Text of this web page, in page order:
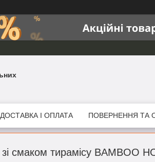
ДОСТАВКА І ОПЛАТА ПОВЕРНЕННЯ ТА
смаком тирамісу BAMBOO